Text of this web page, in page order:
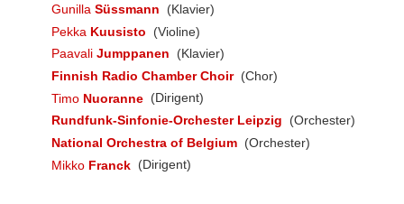
Gunilla Süssmann
(Klavier)
Pekka Kuusisto
(Violine)
Paavali Jumppanen
(Klavier)
Finnish Radio Chamber Choir (Chor)
Timo Nuoranne (Dirigent)
Rundfunk-Sinfonie-Orchester Leipzig
(Orchester)
National Orchestra of Belgium (Orchester)
Mikko Franck (Dirigent)